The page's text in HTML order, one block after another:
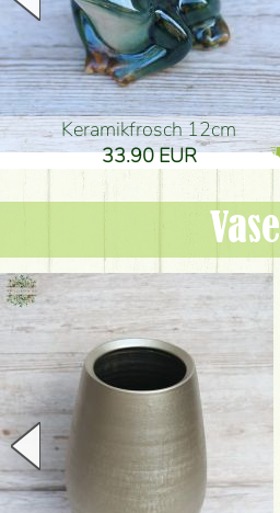
Keramikfrosch 12cm
33.90 EUR
Vase